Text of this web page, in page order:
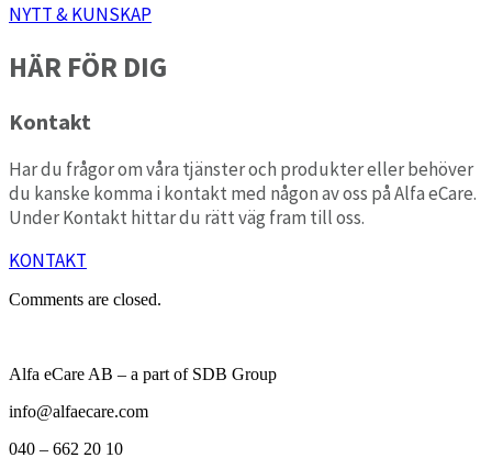
NYTT & KUNSKAP
HÄR FÖR DIG
Kontakt
Har du frågor om våra tjänster och produkter eller behöver
du kanske komma i kontakt med någon av oss på Alfa eCare.
Under Kontakt hittar du rätt väg fram till oss.
KONTAKT
Comments are closed.
Alfa eCare AB – a part of SDB Group
info@alfaecare.com
040 – 662 20 10